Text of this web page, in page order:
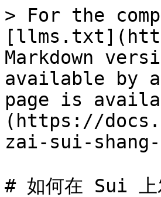
> For the
Markdown
available by
page is
(https://
zai-sui-
# 如何在 Sui 上